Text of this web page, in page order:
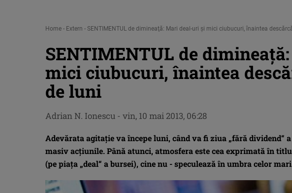
Home - Extern - SENTIMENTUL de dimineaţă: Mari deal-uri şi mici ciubucuri, înaintea
SENTIMENTUL de
mici ciubucuri, înaintea
de luni
Adevărata agitaţie va începe luni, când va fi ziua „fără dividend“
masiv acţiunile. Până atunci, atmosfera este cea exprimată în
(pe piaţa „deal“ a bursei), cine nu - speculează în umbra celor
Adrian N. Ionescu - vin, 10 mai 2013, 06:28